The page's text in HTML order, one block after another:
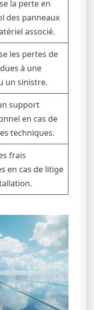
la perte en
des panneaux
associé.
les pertes de
à une
un sinistre.
support
en cas de
techniques.
frais
en cas de litige